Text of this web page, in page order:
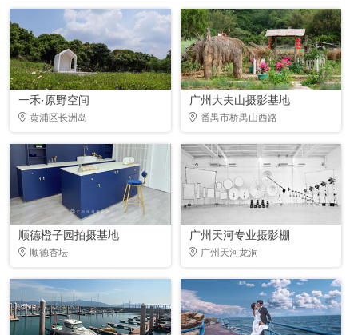
一禾·原野空间
黄浦区长洲岛
广州大夫山摄影基地
番禺市桥禺山西路
顺德橙子园拍摄基地
顺德杏坛
广州天河专业摄影棚
广州天河龙洞